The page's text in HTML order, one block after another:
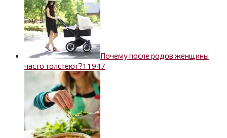
Почему после родов женщины
часто толстеют?1 1947